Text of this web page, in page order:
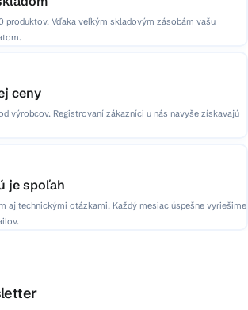
produktov. Vďaka veľkým skladovým zásobám vašu
ceny
výrobcov. Registrovaní zákazníci u nás navyše získavajú
je spoľah
aj technickými otázkami. Každý mesiac úspešne vyriešime